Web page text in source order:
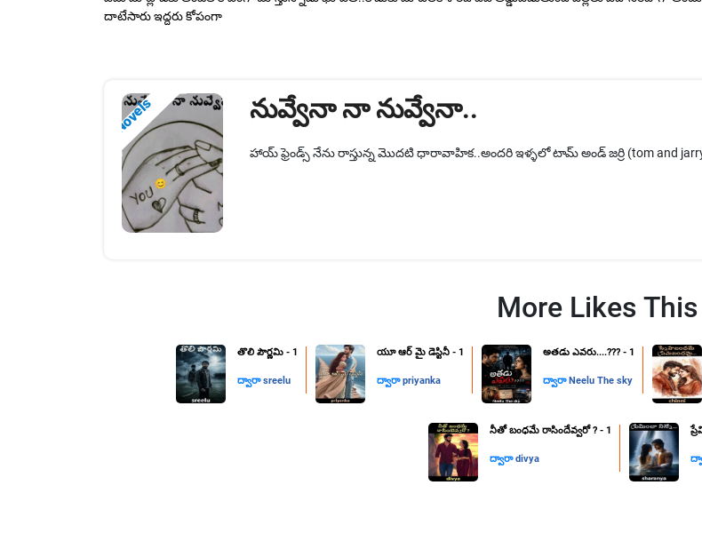
దాటేసారు ఇద్దరు కోపంగా
Novels నువ్వేనా నా నువ్వేనా..
హాయ్ ఫ్రెండ్స్ నేను రాస్తున్న మొదటి ధారావాహిక..అందరి ఇళ్ళలో టామ్ అండ్ జర్రి (tom
More Likes This
తొలి పౌర్ణమి - 1
ద్వారాsreelu
యూ ఆర్ మై డెస్టినీ - 1
ద్వారాpriyanka
అతడు ఎవరు....??? - 1
ద్వారా Neelu The sky
నీతో బంధమే రాసిందేవ్వరో ? - 1
ద్వారాdivya